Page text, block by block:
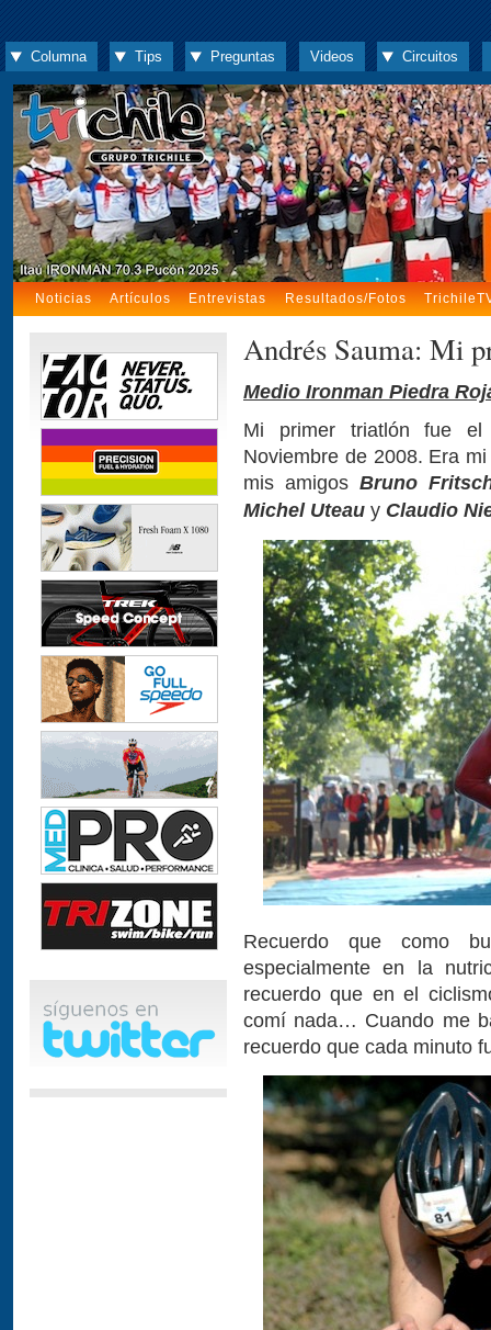
Columna Tips Preguntas Videos Circuitos
Noticias Artículos Entrevistas Resultados/Fotos
Andrés Sauma: Mi
Medio Ironman Piedra
Mi primer triatlón fue
Noviembre de 2008. Era
mis amigos Bruno
Michel Uteau y Claudio
Recuerdo que como
especialmente en la
recuerdo que en el
comí nada… Cuando me
recuerdo que cada minuto